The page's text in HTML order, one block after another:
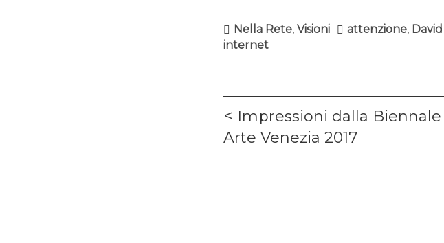
Nella Rete,Visioni attenzione,
internet
Navigazione
articoli
Previous
post:
Impressioni dalla Biennale
Arte Venezia 2017